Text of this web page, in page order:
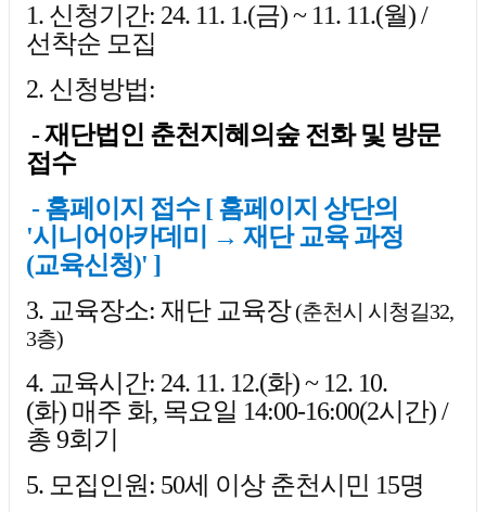
1. 신청기간: 24. 11. 1.(금) ~ 11. 11.(월) /
선착순 모집
2. 신청방법:
- 재단법인 춘천지혜의숲 전화 및 방문
접수
- 홈페이지 접수 [ 홈페이지 상단의
'시니어아카데미 → 재단 교육 과정
(교육신청)' ]
3. 교육장소: 재단 교육장(춘천시 시청길32,
3층)
4. 교육시간: 24. 11. 12.(화) ~ 12. 10.
(화) 매주 화, 목요일 14:00-16:00(2시간)/
총 9회기
5. 모집인원: 50세 이상 춘천시민 15명